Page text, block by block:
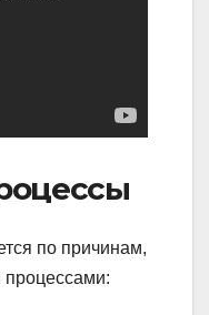
по причинам,